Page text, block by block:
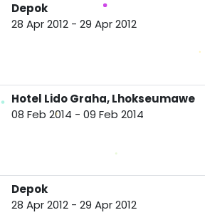
Depok
28 Apr 2012 - 29 Apr 2012
Hotel Lido Graha, Lhokseumawe
08 Feb 2014 - 09 Feb 2014
Depok
28 Apr 2012 - 29 Apr 2012